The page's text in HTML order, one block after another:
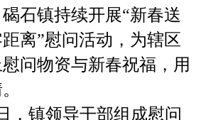
石镇持续开展“新春送
离”慰问活动，为辖区
问物资与新春祝福，用
，镇领导干部组成慰问